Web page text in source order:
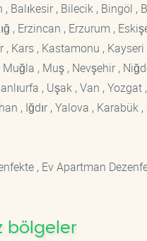
Balıkesir , Bilecik , Bingöl ,
, Erzincan , Erzurum ,
Kars , Kastamonu , Kayseri
, Muş , Nevşehir ,
, Uşak , Van , Yozgat ,
, Iğdır , Yalova , Karabük ,
, Ev Apartman
bölgeler